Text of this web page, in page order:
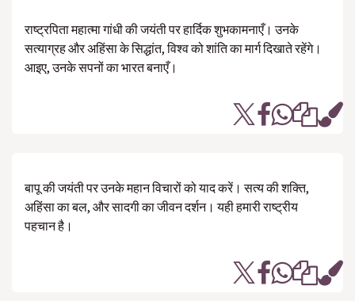
राष्ट्रपिता महात्मा गांधी की जयंती पर हार्दिक शुभकामनाएँ। उनके
सत्याग्रह और अहिंसा के सिद्धांत, विश्व को शांति का मार्ग दिखाते रहेंगे।
आइए, उनके सपनों का भारत बनाएँ।
बापू की जयंती पर उनके महान विचारों को याद करें। सत्य की शक्ति,
अहिंसा का बल, और सादगी का जीवन दर्शन। यही हमारी राष्ट्रीय
पहचान है।